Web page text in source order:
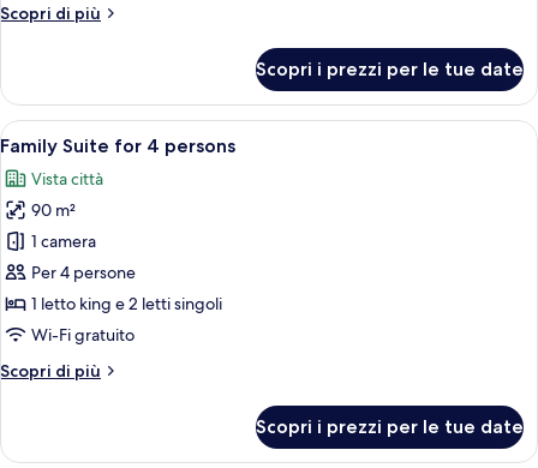
matrimoniale
letti
singoli
Scopri di più
Altri
con
letto
matrimoniale
2
letti
singoli
Scopri i prezzi per le tue date
Apri
tutte
le
foto
per
Family
Suite
for
persons
Camera d'albergo con un letto
11
Family Suite for 4 persons
Vista città
90 m²
1 camera
Per 4 persone
1 letto king e 2 letti singoli
Wi-Fi gratuito
Scopri di più
Altri
Suite
Scopri i prezzi per le tue date